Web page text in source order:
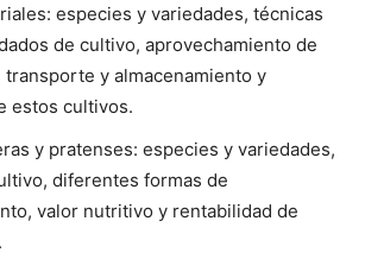
especies y variedades, técnicas
de cultivo, aprovechamiento de
y almacenamiento y
estos cultivos.
y pratenses: especies y variedades,
diferentes formas de
valor nutritivo y rentabilidad de